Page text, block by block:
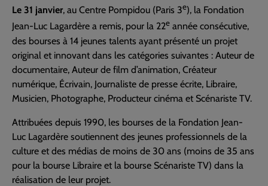
Le 31 janvier, au Centre Pompidou (Paris 3e), la Fondation
Jean-Luc Lagardère a remis, pour la 22e année consécutive,
des bourses à 14 jeunes talents ayant présenté un projet
original et innovant dans les catégories suivantes : Auteur de
documentaire, Auteur de film d’animation, Créateur
numérique, Écrivain, Journaliste de presse écrite, Libraire,
Musicien, Photographe, Producteur cinéma et Scénariste TV.
Attribuées depuis 1990, les bourses de la Fondation Jean-
Luc Lagardère soutiennent des jeunes professionnels de la
culture et des médias de moins de 30 ans (moins de 35 ans
pour la bourse Libraire et la bourse Scénariste TV) dans la
réalisation de leur projet.